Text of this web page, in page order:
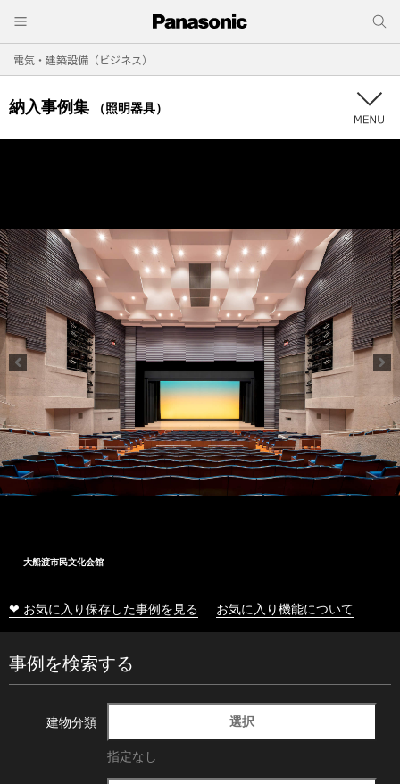
電気・建築設備（ビジネス）
納入事例集 （照明器具）
大船渡市民文化会館
❤ お気に入り保存した事例を見る お気に入り機能について
事例を検索する
建物分類 選択
指定なし